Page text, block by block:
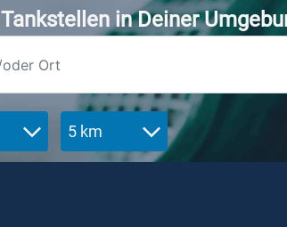
Tankstellen in Deiner
5 km